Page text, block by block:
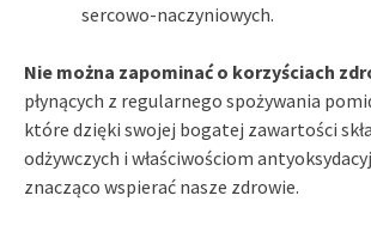
sercowo-naczyniowych.
Nie można zapominać o korzyściach
płynących z regularnego spożywania
które dzięki swojej bogatej zawartości
odżywczych i właściwościom
znacząco wspierać nasze zdrowie.